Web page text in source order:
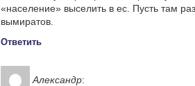
«население» выселить в ес. Пусть там
вымиратов.
Ответить
Александр: